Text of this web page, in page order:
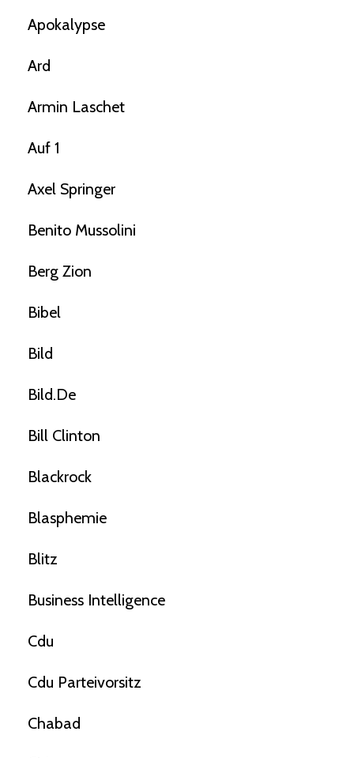
Apokalypse
Ard
Armin Laschet
Auf 1
Axel Springer
Benito Mussolini
Berg Zion
Bibel
Bild
Bild.de
Bill Clinton
Blackrock
Blasphemie
Blitz
Business Intelligence
Cdu
Cdu Parteivorsitz
Chabad